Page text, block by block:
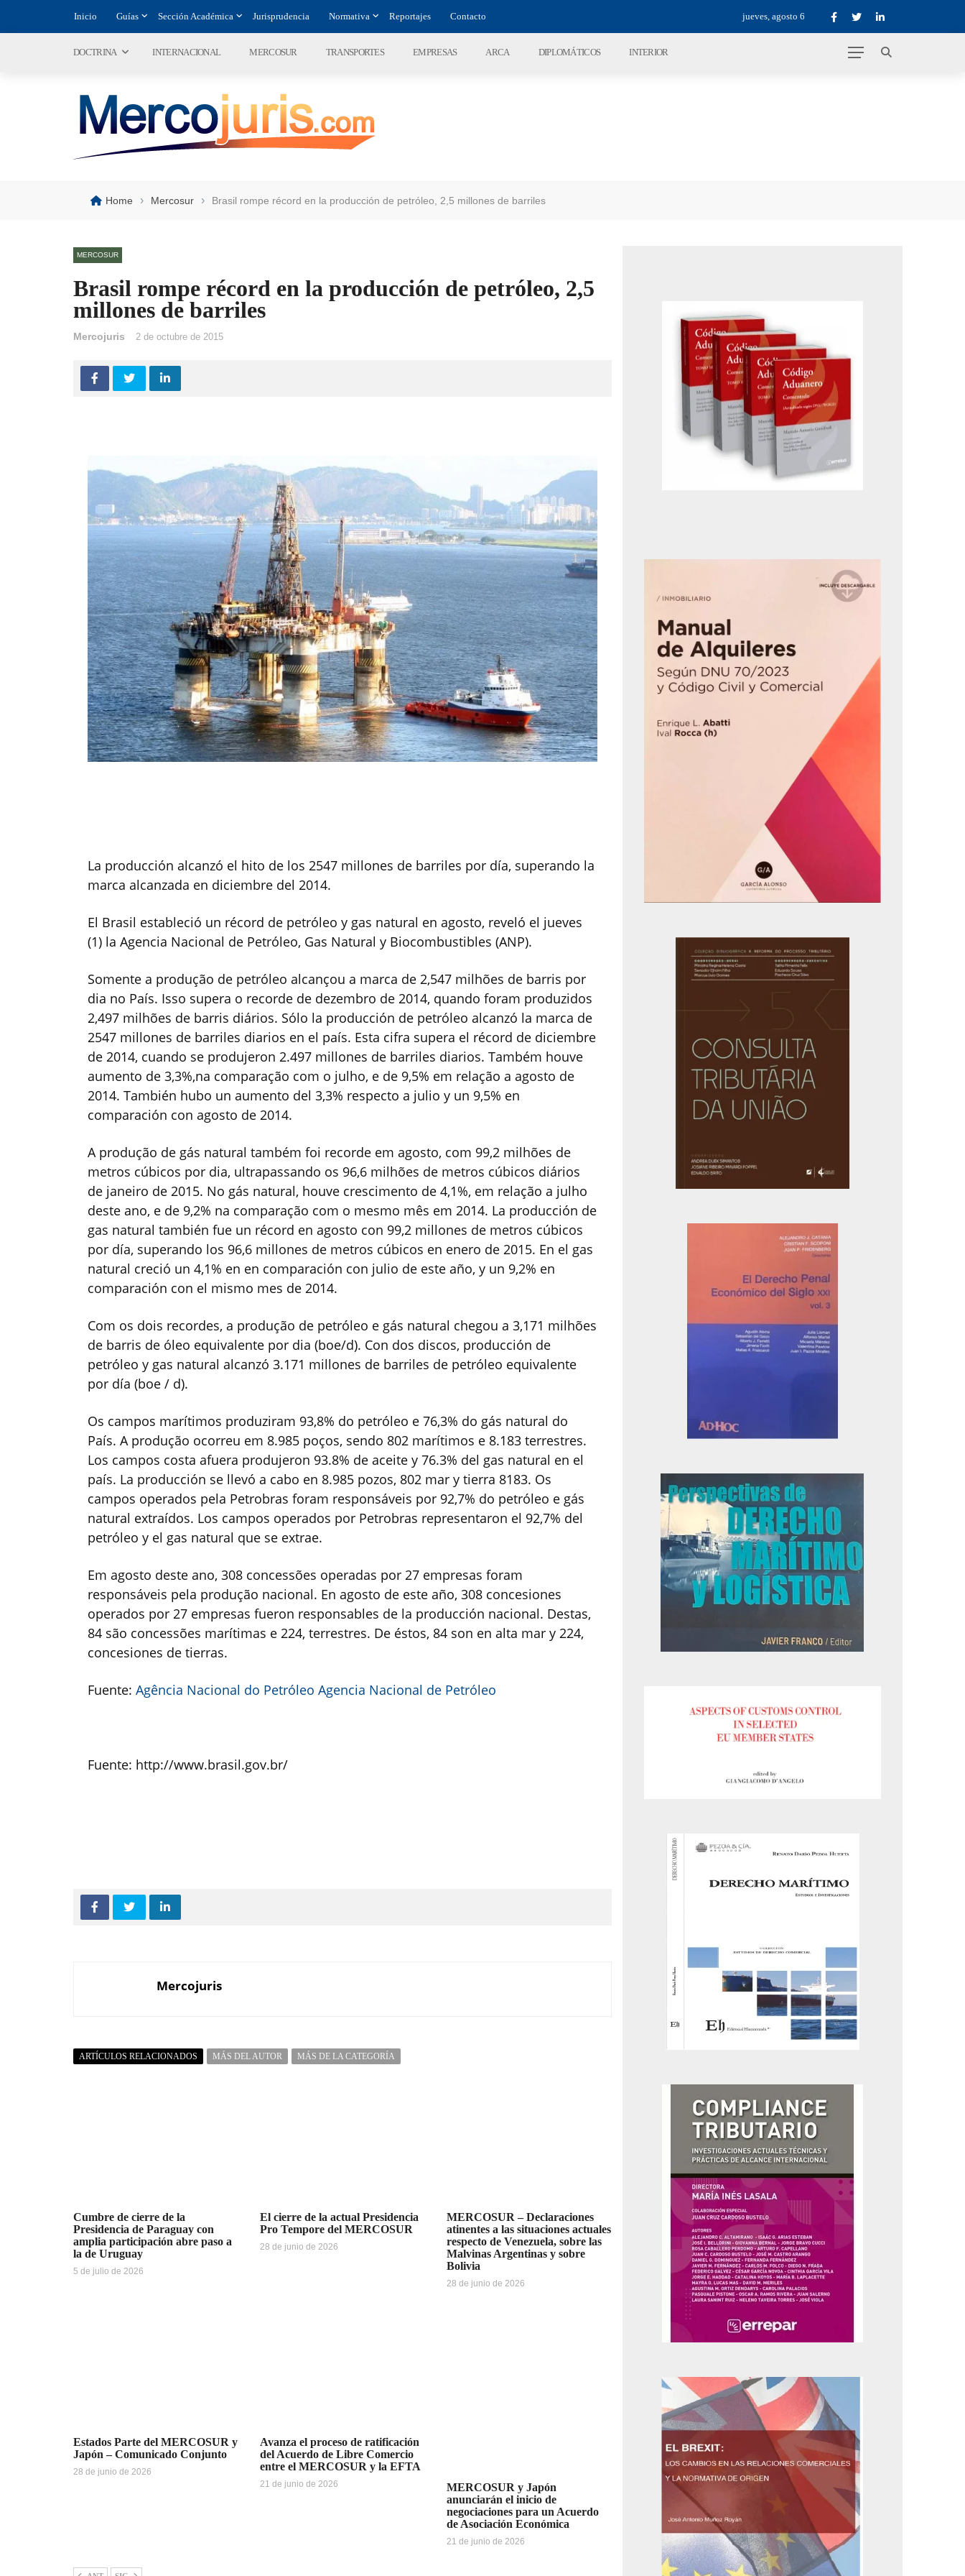
Inicio Guías Sección Académica Jurisprudencia Normativa Reportajes Contacto jueves, agosto 6
DOCTRINA INTERNACIONAL MERCOSUR TRANSPORTES EMPRESAS ARCA DIPLOMÁTICOS INTERIOR
Home › Mercosur › Brasil rompe récord en la producción de petróleo, 2,5 millones de barriles
MERCOSUR
Brasil rompe récord en la producción de petróleo, 2,5
millones de barriles
Mercojuris 2 de octubre de 2015
La producción alcanzó el hito de los 2547 millones de barriles por día, superando la
marca alcanzada en diciembre del 2014.
El Brasil estableció un récord de petróleo y gas natural en agosto, reveló el jueves
(1) la Agencia Nacional de Petróleo, Gas Natural y Biocombustibles (ANP).
Somente a produção de petróleo alcançou a marca de 2,547 milhões de barris por
dia no País. Isso supera o recorde de dezembro de 2014, quando foram produzidos
2,497 milhões de barris diários. Sólo la producción de petróleo alcanzó la marca de
2547 millones de barriles diarios en el país. Esta cifra supera el récord de diciembre
de 2014, cuando se produjeron 2.497 millones de barriles diarios. Também houve
aumento de 3,3%,na comparação com o julho, e de 9,5% em relação a agosto de
2014. También hubo un aumento del 3,3% respecto a julio y un 9,5% en
comparación con agosto de 2014.
A produção de gás natural também foi recorde em agosto, com 99,2 milhões de
metros cúbicos por dia, ultrapassando os 96,6 milhões de metros cúbicos diários
de janeiro de 2015. No gás natural, houve crescimento de 4,1%, em relação a julho
deste ano, e de 9,2% na comparação com o mesmo mês em 2014. La producción de
gas natural también fue un récord en agosto con 99,2 millones de metros cúbicos
por día, superando los 96,6 millones de metros cúbicos en enero de 2015. En el gas
natural creció un 4,1% en en comparación con julio de este año, y un 9,2% en
comparación con el mismo mes de 2014.
Com os dois recordes, a produção de petróleo e gás natural chegou a 3,171 milhões
de barris de óleo equivalente por dia (boe/d). Con dos discos, producción de
petróleo y gas natural alcanzó 3.171 millones de barriles de petróleo equivalente
por día (boe / d).
Os campos marítimos produziram 93,8% do petróleo e 76,3% do gás natural do
País. A produção ocorreu em 8.985 poços, sendo 802 marítimos e 8.183 terrestres.
Los campos costa afuera produjeron 93.8% de aceite y 76.3% del gas natural en el
país. La producción se llevó a cabo en 8.985 pozos, 802 mar y tierra 8183. Os
campos operados pela Petrobras foram responsáveis por 92,7% do petróleo e gás
natural extraídos. Los campos operados por Petrobras representaron el 92,7% del
petróleo y el gas natural que se extrae.
Em agosto deste ano, 308 concessões operadas por 27 empresas foram
responsáveis pela produção nacional. En agosto de este año, 308 concesiones
operados por 27 empresas fueron responsables de la producción nacional. Destas,
84 são concessões marítimas e 224, terrestres. De éstos, 84 son en alta mar y 224,
concesiones de tierras.
Fuente: Agência Nacional do Petróleo Agencia Nacional de Petróleo
Fuente: http://www.brasil.gov.br/
Mercojuris
ARTÍCULOS RELACIONADOS MÁS DEL AUTOR MÁS DE LA CATEGORÍA
Cumbre de cierre de la
Presidencia de Paraguay con
amplia participación abre paso a
la de Uruguay
5 de julio de 2026
El cierre de la actual Presidencia
Pro Tempore del MERCOSUR
28 de junio de 2026
MERCOSUR – Declaraciones
atinentes a las situaciones actuales
respecto de Venezuela, sobre las
Malvinas Argentinas y sobre
Bolivia
28 de junio de 2026
Estados Parte del MERCOSUR y
Japón – Comunicado Conjunto
28 de junio de 2026
Avanza el proceso de ratificación
del Acuerdo de Libre Comercio
entre el MERCOSUR y la EFTA
21 de junio de 2026
MERCOSUR y Japón
anunciarán el inicio de
negociaciones para un Acuerdo
de Asociación Económica
21 de junio de 2026